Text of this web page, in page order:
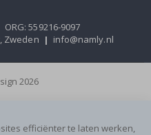
ORG: 559216-9097
Zweden | info@namly.nl
2026
efficiënter te laten werken,